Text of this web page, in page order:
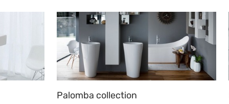
Palomba collection